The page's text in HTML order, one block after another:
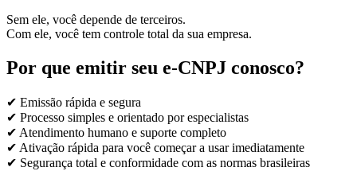
Sem ele, você depende de terceiros.
Com ele, você tem controle total da sua empresa.
Por que emitir seu e-CNPJ conosco?
✔ Emissão rápida e segura
✔ Processo simples e orientado por especialistas
✔ Atendimento humano e suporte completo
✔ Ativação rápida para você começar a usar imediatamente
✔ Segurança total e conformidade com as normas brasileiras